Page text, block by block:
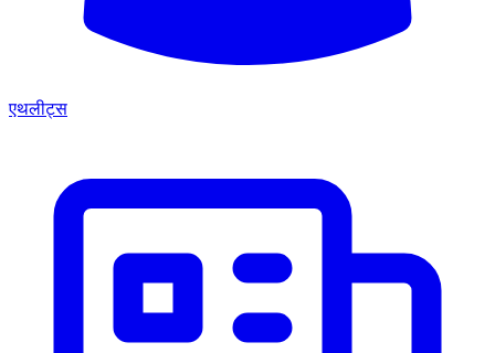
एथलीट्स